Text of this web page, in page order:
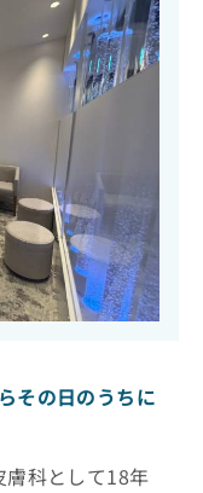
その日のうちに
膚科として18年